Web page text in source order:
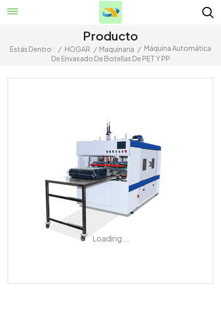
Producto
Estás Dentro : / HOGAR / Maquinaria / Máquina Automática
De Envasado De Botellas De PET Y PP
Loading...